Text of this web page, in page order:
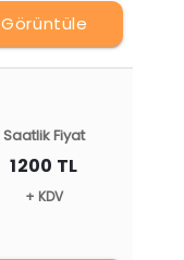
Görüntüle
Saatlik Fiyat
1200 TL
+ KDV